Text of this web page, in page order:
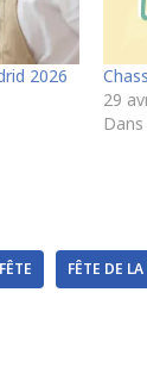
2026
29
FÊTE FÊTE DE